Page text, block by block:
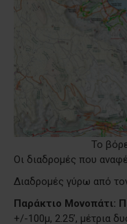
Το
Οι διαδρομές που
Διαδρομές γύρω από
Παράκτιο Μονοπάτι:
+/-100μ, 2.25’, μέτρια